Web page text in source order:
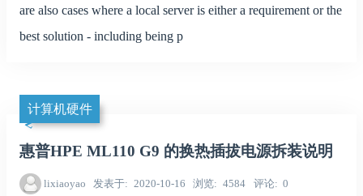
are also cases where a local server is either a requirement or the
best solution - including being p
计算机硬件
惠普HPE ML110 G9 的换热插拔电源拆装说明
lixiaoyao 发表于 2020-10-16 浏览 4584 评论 0